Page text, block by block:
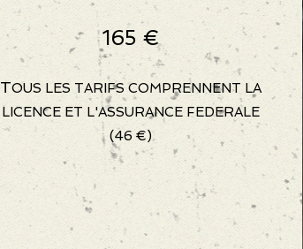
165 €
TOUS LES TARIFS COMPRENNENT LA
LICENCE ET L'ASSURANCE FEDERALE
(46 €)